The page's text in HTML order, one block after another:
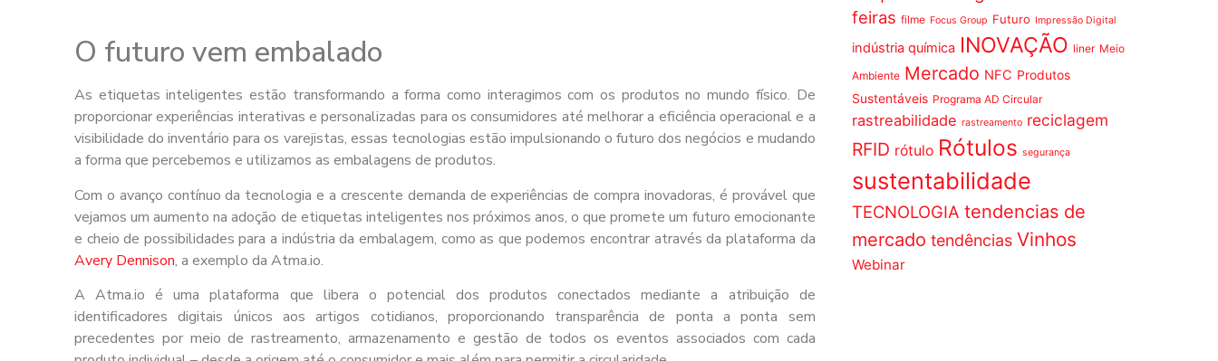
O futuro vem embalado
As etiquetas inteligentes estão transformando a forma como interagimos com os produtos no mundo físico. De
proporcionar experiências interativas e personalizadas para os consumidores até melhorar a eficiência operacional e a
visibilidade do inventário para os varejistas, essas tecnologias estão impulsionando o futuro dos negócios e mudando
a forma que percebemos e utilizamos as embalagens de produtos.
Com o avanço contínuo da tecnologia e a crescente demanda de experiências de compra inovadoras, é provável que
vejamos um aumento na adoção de etiquetas inteligentes nos próximos anos, o que promete um futuro emocionante
e cheio de possibilidades para a indústria da embalagem, como as que podemos encontrar através da plataforma da
Avery Dennison, a exemplo da Atma.io.
A Atma.io é uma plataforma que libera o potencial dos produtos conectados mediante a atribuição de
identificadores digitais únicos aos artigos cotidianos, proporcionando transparência de ponta a ponta sem
precedentes por meio de rastreamento, armazenamento e gestão de todos os eventos associados com cada
feiras filme Focus Group Futuro Impressão Digital
indústria química INOVAÇÃO liner Meio
Ambiente Mercado NFC Produtos
Sustentáveis Programa AD Circular
rastreabilidade rastreamento reciclagem
RFID rótulo Rótulos segurança
sustentabilidade
TECNOLOGIA tendencias de
mercado tendências Vinhos
Webinar